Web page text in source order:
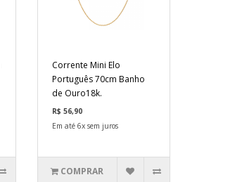
Corrente Mini Elo
Português 70cm Banho
de Ouro18k.
R$ 56,90
Em até 6x sem juros
COMPRAR